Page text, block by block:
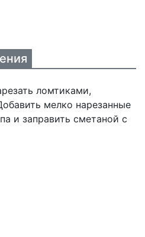
ломтиками,
мелко нарезанные
и заправить сметаной с